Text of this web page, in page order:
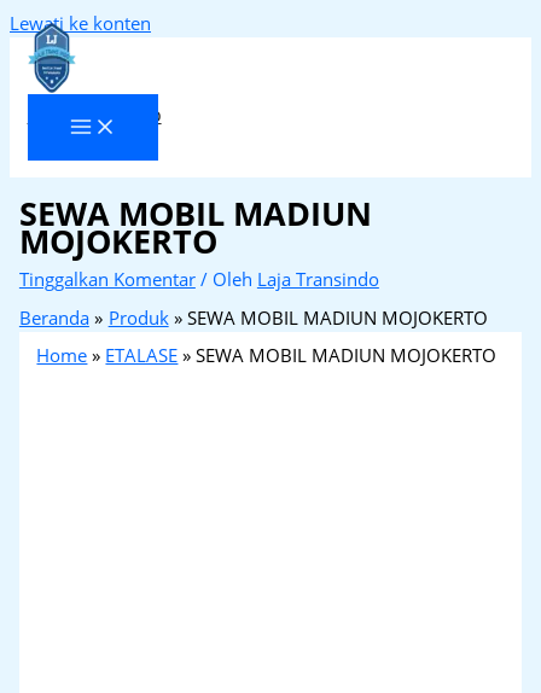
Lewati ke konten
Laja Transindo
SEWA MOBIL MADIUN
MOJOKERTO
Tinggalkan Komentar / Oleh Laja Transindo
Beranda
Produk
SEWA MOBIL MADIUN MOJOKERTO
Home » ETALASE »SEWA MOBIL MADIUN MOJOKERTO